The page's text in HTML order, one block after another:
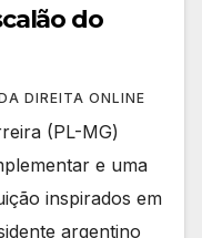
do
DIREITA ONLINE
(PL-MG)
e uma
inspirados em
argentino